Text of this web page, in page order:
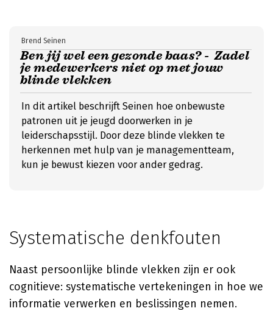
Ben jij wel een gezonde baas? - Zadel
je medewerkers niet op met jouw
blinde vlekken
Brend Seinen
In dit artikel beschrijft Seinen hoe onbewuste
patronen uit je jeugd doorwerken in je
leiderschapsstijl. Door deze blinde vlekken te
herkennen met hulp van je managementteam,
kun je bewust kiezen voor ander gedrag.
Systematische denkfouten
Naast persoonlijke blinde vlekken zijn er ook
cognitieve: systematische vertekeningen in hoe we
informatie verwerken en beslissingen nemen.